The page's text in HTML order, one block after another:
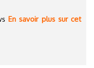
En savoir plus sur cet